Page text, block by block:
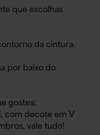
que escolhas
da cintura.
por baixo do
gostes:
com decote em V
vale tudo!